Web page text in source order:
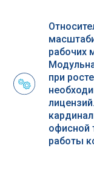
рабочих
при
офисной
работы